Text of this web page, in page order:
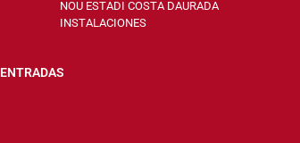
NOU ESTADI COSTA DAURADA
INSTALACIONES
ENTRADAS